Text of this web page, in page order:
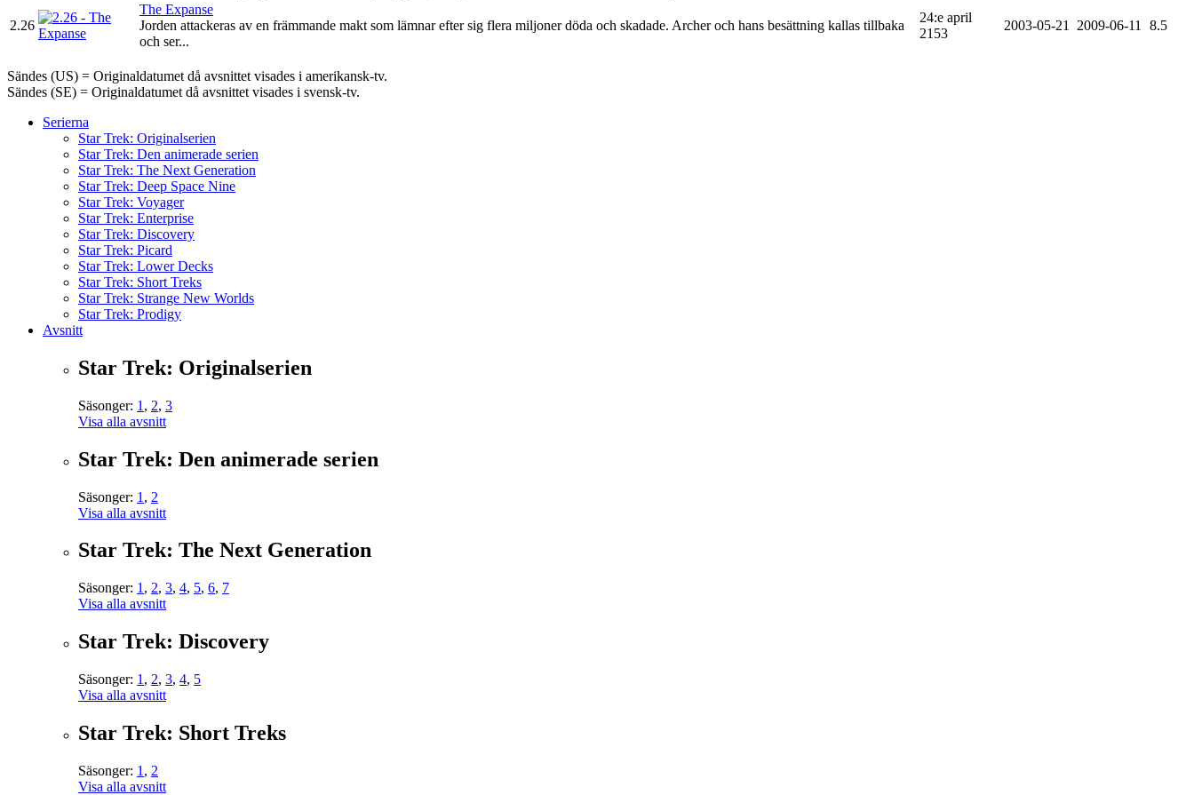
2.26
The Expanse
Jorden attackeras av en främmande makt som lämnar efter sig flera miljoner döda och skadade. Archer och hans besättning kallas tillbaka
och ser...
24:e april
2153
2003-05-21 2009-06-11 8.5
Sändes (US) = Originaldatumet då avsnittet visades i amerikansk-tv.
Sändes (SE) = Originaldatumet då avsnittet visades i svensk-tv.
Serierna
Star Trek: Originalserien
Star Trek: Den animerade serien
Star Trek: The Next Generation
Star Trek: Deep Space Nine
Star Trek: Voyager
Star Trek: Enterprise
Star Trek: Discovery
Star Trek: Picard
Star Trek: Lower Decks
Star Trek: Short Treks
Star Trek: Strange New Worlds
Star Trek: Prodigy
Avsnitt
Star Trek: Originalserien
Säsonger: 1 , 2, 3
Visa alla avsnitt
Star Trek: Den animerade serien
Säsonger: 1 , 2
Visa alla avsnitt
Star Trek: The Next Generation
Säsonger: 1 , 2, 3, 4, 5, 6, 7
Visa alla avsnitt
Star Trek: Discovery
Säsonger: 1 , 2, 3, 4, 5
Visa alla avsnitt
Star Trek: Short Treks
Säsonger: 1 , 2
Visa alla avsnitt